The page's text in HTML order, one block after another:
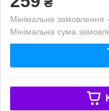
Мінімальне замовлення
Мінімальна сума